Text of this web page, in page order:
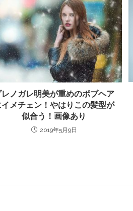
レノガレ明美が重めのボブヘア
イメチェン！やはりこの髪型が
似合う！画像あり
2019年5月9日